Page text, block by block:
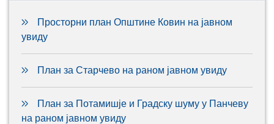
Просторни план Општине Ковин на јавном
увиду
План за Старчево на раном јавном увиду
План за Потамишје и Градску шуму у Панчеву
на раном јавном увиду